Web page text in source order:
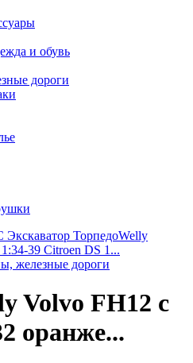
и обувь
дороги
Экскаватор ТорпедоWelly
39 Citroen DS 1...
железные дороги
Volvo FH12 с
оранже...